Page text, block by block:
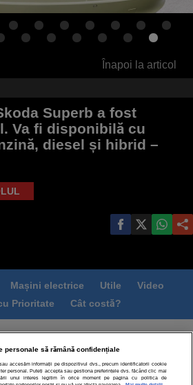
Înapoi la articol
Superb a fost
Va fi disponibilă cu
diesel și hibrid –
Mașini electrice Utile
Video
Prioritate
Cât costă?
Politica de confidentialitate
Echipa editorială
Modifică Setările
personale să rămână confidențiale
accesăm informații pe dispozitivul dvs., precum identificatorii cookie
personal. Puteți accepta sau gestiona preferințele dvs. făcând clic mai
unui interes legitim în orice moment pe pagina cu politica de